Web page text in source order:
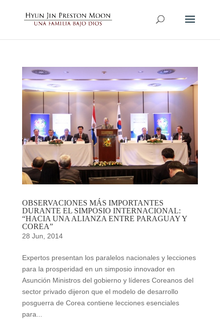
OBSERVACIONES MÁS IMPORTANTES
DURANTE EL SIMPOSIO INTERNACIONAL:
“HACIA UNA ALIANZA ENTRE PARAGUAY Y
COREA”
28 Jun, 2014
Expertos presentan los paralelos nacionales y lecciones
para la prosperidad en un simposio innovador en
Asunción Ministros del gobierno y líderes Coreanos del
sector privado dijeron que el modelo de desarrollo
posguerra de Corea contiene lecciones esenciales
para...